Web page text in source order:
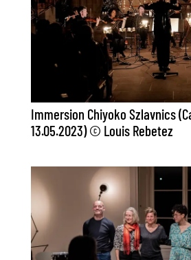
Immersion Chiyoko Szlavnics
13.05.2023) © Louis Rebetez